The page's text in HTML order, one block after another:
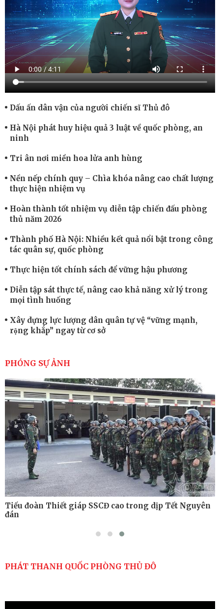
Dấu ấn dân vận của người chiến sĩ Thủ đô
Hà Nội phát huy hiệu quả 3 luật về quốc phòng, an
ninh
Tri ân nơi miền hoa lửa anh hùng
Nền nếp chính quy – Chìa khóa nâng cao chất lượng
thực hiện nhiệm vụ
Hoàn thành tốt nhiệm vụ diễn tập chiến đấu phòng
thủ năm 2026
Thành phố Hà Nội: Nhiều kết quả nổi bật trong công
tác quân sự, quốc phòng
Thực hiện tốt chính sách để vững hậu phương
Diễn tập sát thực tế, nâng cao khả năng xử lý trong
mọi tình huống
Xây dựng lực lượng dân quân tự vệ “vững mạnh,
rộng khắp” ngay từ cơ sở
cao sức mạnh chiến đấu
Tiểu đoàn Thiết giáp hoàn thành tốt diễn tập chiến
thuật có bắn đạn thật
Nơi sinh viên rèn ý trí, luyện kỹ năng
PHÓNG SỰ ẢNH
Tiểu đoàn Thiết giáp SSCĐ cao trong dịp Tết Nguyên
đán
PHÁT THANH QUỐC PHÒNG THỦ ĐÔ